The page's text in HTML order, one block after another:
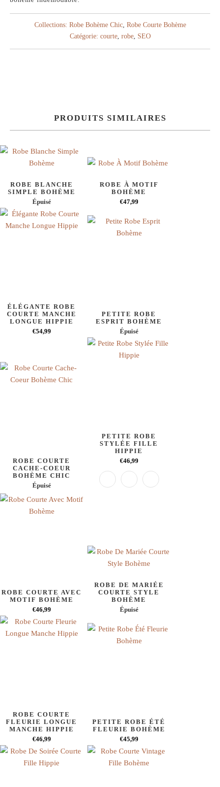
Collections: Robe Bohème Chic, Robe Courte Bohème
Catégorie: courte, robe, SEO
PRODUITS SIMILAIRES
ROBE BLANCHE
SIMPLE BOHÈME
Épuisé
ROBE À MOTIF
BOHÈME
€47,99
ÉLÉGANTE ROBE
COURTE MANCHE
LONGUE HIPPIE
€54,99
PETITE ROBE
ESPRIT BOHÈME
Épuisé
ROBE COURTE
CACHE-COEUR
BOHÈME CHIC
Épuisé
PETITE ROBE
STYLÉE FILLE
HIPPIE
€46,99
ROBE COURTE AVEC
MOTIF BOHÈME
€46,99
ROBE DE MARIÉE
COURTE STYLE
BOHÈME
Épuisé
ROBE COURTE
FLEURIE LONGUE
MANCHE HIPPIE
€46,99
PETITE ROBE ÉTÉ
FLEURIE BOHÈME
€45,99